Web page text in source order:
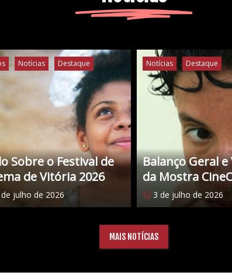
Notícias Destaque
Sobre o Festival de
de Vitória 2026
julho de 2026
Notícias Destaque
Balanço Geral
da Mostra
3 de julho de 2026
MAIS NOTÍCIAS